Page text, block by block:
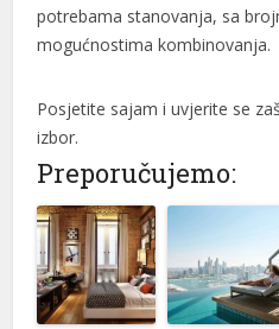
potrebama stanovanja, sa
mogućnostima kombinovanja.
Posjetite sajam i uvjerite se
izbor.
Preporučujemo: